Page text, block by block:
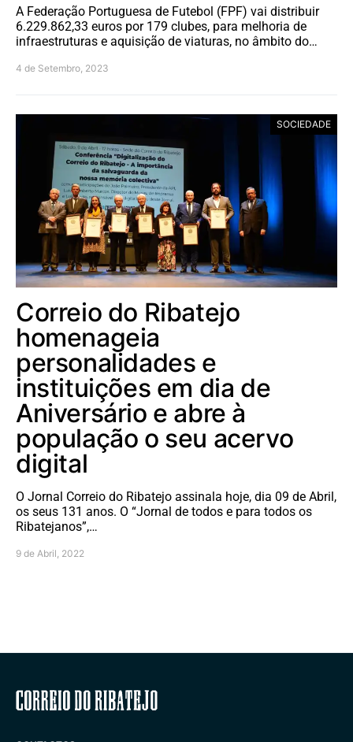
A Federação Portuguesa de Futebol (FPF) vai distribuir
6.229.862,33 euros por 179 clubes, para melhoria de
infraestruturas e aquisição de viaturas, no âmbito do…
4 de Setembro, 2023
SOCIEDADE
Correio do Ribatejo
homenageia
personalidades e
instituições em dia de
Aniversário e abre à
população o seu acervo
digital
O Jornal Correio do Ribatejo assinala hoje, dia 09 de Abril,
os seus 131 anos. O “Jornal de todos e para todos os
Ribatejanos”,…
9 de Abril, 2022
Correio do Ribatejo